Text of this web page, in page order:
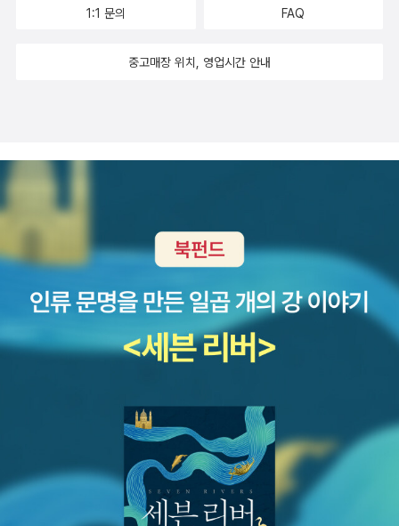
려 엄마인 제가 여유로움에 대해 좀더 생각을 해보는 시간이 되었
여살게 될까? 라는 생각이 들어 아이와 이야기를 해보니 아직은
이 살아가면서 초조함 공장이 발전하게 하는 사람이 아닌... 여유
로움을 많이 느끼며 행복하고 즐겁게 살아갈 수 있는 사람이 되었
으면 하고 바래봅니다.
견에 많이 맞춰주려고 합니다.학습지를 하고싶어하는 아이들을
쳐주는것에 대해서 엄청 재미있어하고 신기해해서당분간은 학습
1:1 문의 FAQ
중고매장 위치, 영업시간 안내